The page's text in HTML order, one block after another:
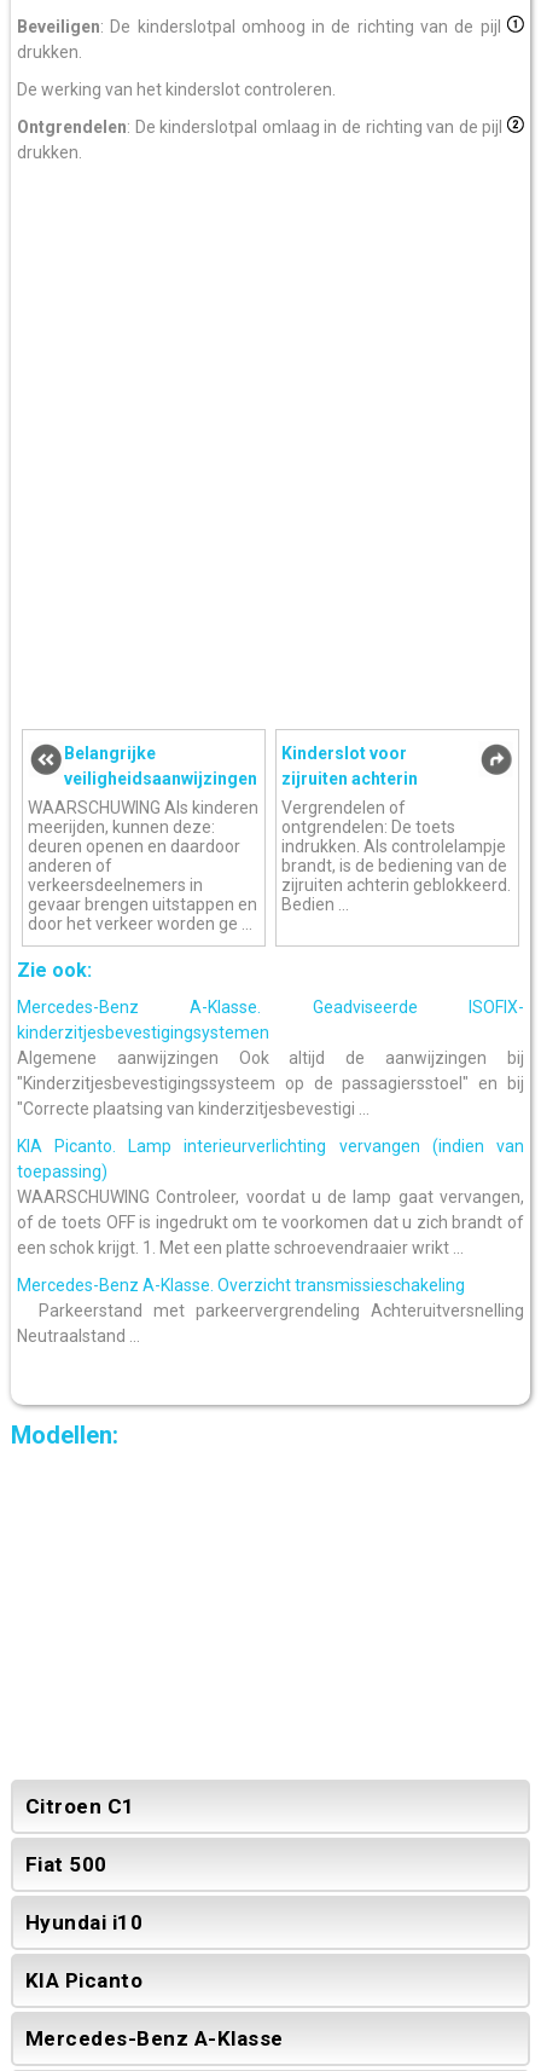
Beveiligen: De kinderslotpal omhoog in de richting van de pijl
drukken.
De werking van het kinderslot controleren.
Ontgrendelen: De kinderslotpal omlaag in de richting van de pijl
drukken.
Belangrijke
veiligheidsaanwijzingen
WAARSCHUWING Als kinderen
meerijden, kunnen deze:
deuren openen en daardoor
anderen of
verkeersdeelnemers in
gevaar brengen uitstappen en
door het verkeer worden ge ...
Kinderslot voor
zijruiten achterin
Vergrendelen of
ontgrendelen: De toets
indrukken. Als controlelampje
brandt, is de bediening van de
zijruiten achterin geblokkeerd.
Bedien ...
Zie ook:
Mercedes-Benz A-Klasse. Geadviseerde ISOFIX-
kinderzitjesbevestigingsystemen
Algemene aanwijzingen Ook altijd de aanwijzingen bij
"Kinderzitjesbevestigingssysteem op de passagiersstoel" en bij
"Correcte plaatsing van kinderzitjesbevestigi ...
KIA Picanto. Lamp interieurverlichting vervangen (indien van
toepassing)
WAARSCHUWING Controleer, voordat u de lamp gaat vervangen,
of de toets OFF is ingedrukt om te voorkomen dat u zich brandt of
een schok krijgt. 1. Met een platte schroevendraaier wrikt ...
Mercedes-Benz A-Klasse. Overzicht transmissieschakeling
Parkeerstand met parkeervergrendeling Achteruitversnelling
Neutraalstand ...
Modellen:
Citroen C1
Fiat 500
Hyundai i10
KIA Picanto
Mercedes-Benz A-Klasse